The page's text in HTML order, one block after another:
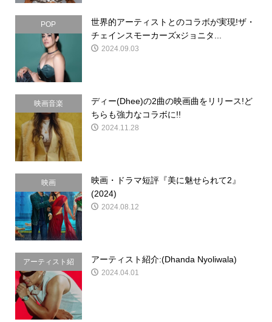
POP
世界的アーティストとのコラボが実現!ザ・
チェインスモーカーズxジョニタ...
2024.09.03
映画音楽
ディー(Dhee)の2曲の映画曲をリリース!ど
ちらも強力なコラボに!!
2024.11.28
映画
映画・ドラマ短評『美に魅せられて2』
(2024)
2024.08.12
アーティスト紹
介
アーティスト紹介:(Dhanda Nyoliwala)
2024.04.01